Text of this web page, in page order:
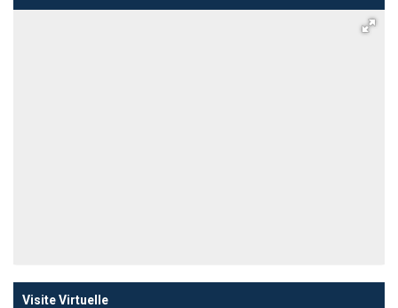
Visite Virtuelle